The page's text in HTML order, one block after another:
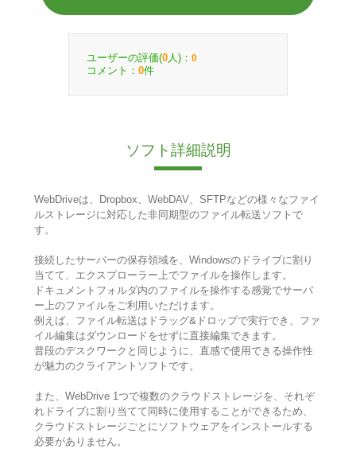
ユーザーの評価(0 人)： 0
コメント： 0件
ソフト詳細説明
WebDriveは、Dropbox、WebDAV、SFTPなどの様々なファイ
ルストレージに対応した非同期型のファイル転送ソフトで
す。
接続したサーバーの保存領域を、Windowsのドライブに割り
当てて、エクスプローラー上でファイルを操作します。
ドキュメントフォルダ内のファイルを操作する感覚でサーバ
ー上のファイルをご利用いただけます。
例えば、ファイル転送はドラッグ&ドロップで実行でき、ファ
イル編集はダウンロードをせずに直接編集できます。
普段のデスクワークと同じように、直感で使用できる操作性
が魅力のクライアントソフトです。
また、WebDrive 1つで複数のクラウドストレージを、それぞ
れドライブに割り当てて同時に使用することができるため、
クラウドストレージごとにソフトウェアをインストールする
必要がありません。